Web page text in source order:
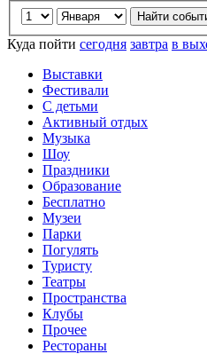
Куда пойти сегодня завтра в
Выставки
Фестивали
С детьми
Активный отдых
Музыка
Шоу
Праздники
Образование
Бесплатно
Музеи
Парки
Погулять
Туристу
Театры
Пространства
Клубы
Прочее
Рестораны